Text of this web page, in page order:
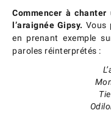
Commencer à
l’araignée Gipsy. Vous
en prenant exemple
paroles réinterprétés :